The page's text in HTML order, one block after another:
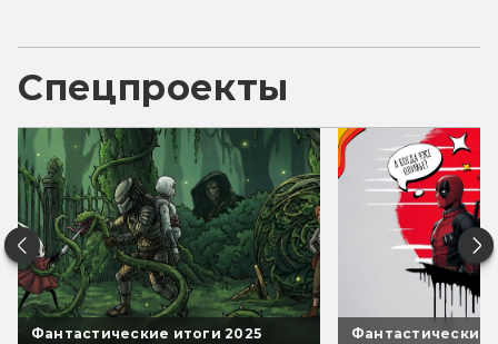
Спецпроекты
Фантастические итоги 2025 Фантастические